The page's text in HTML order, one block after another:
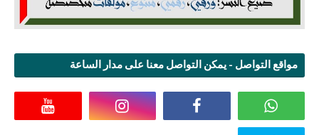
مواقع التواصل - يمكن التواصل معنا على مدار الساعة